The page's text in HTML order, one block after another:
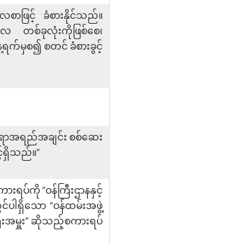
ဖြင့် ခံစားနိုင်သည်။
တစ်ခုလုံးကိုဖြစ်စေ၊
က်မှစ၍ စတင် ခံစားခွင့်
အရည်အချင်း စစ်ဆေး
ရှိသည်။”
ရပ်ကို “ဝန်ကြီးဌာနနှင့်
ါရှိသော “ဝန်ထမ်းအဖွဲ့
အမှူး” ဆိုသည့်စကားရပ်